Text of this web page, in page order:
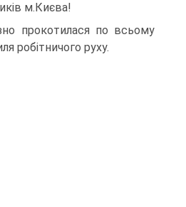
м.Києва!
прокотилася по всьому
ро­бітничого руху.